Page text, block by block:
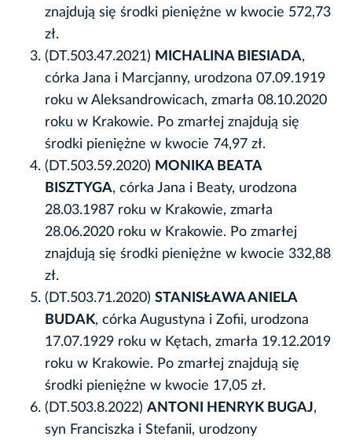
znajdują się środki pieniężne w kwocie 572,73
zł.
(DT.503.47.2021) MICHALINA BIESIADA,
córka Jana i Marcjanny, urodzona 07.09.1919
roku w Aleksandrowicach, zmarła 08.10.2020
roku w Krakowie. Po zmarłej znajdują się
środki pieniężne w kwocie 74,97 zł.
(DT.503.59.2020) MONIKA BEATA
BISZTYGA, córka Jana i Beaty, urodzona
28.03.1987 roku w Krakowie, zmarła
28.06.2020 roku w Krakowie. Po zmarłej
znajdują się środki pieniężne w kwocie 332,88
zł.
(DT.503.71.2020) STANISŁAWA ANIELA
BUDAK, córka Augustyna i Zofii, urodzona
17.07.1929 roku w Kętach, zmarła 19.12.2019
roku w Krakowie. Po zmarłej znajdują się
środki pieniężne w kwocie 17,05 zł.
(DT.503.8.2022) ANTONI HENRYK BUGAJ,
syn Franciszka i Stefanii, urodzony